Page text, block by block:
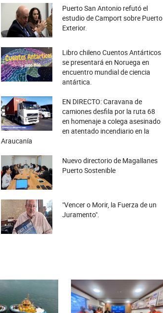
Puerto San Antonio refutó el
estudio de Camport sobre Puerto
Exterior.
Libro chileno Cuentos Antárticos
se presentará en Noruega en
encuentro mundial de ciencia
antártica.
EN DIRECTO: Caravana de
camiones desfila por la ruta 68
en homenaje a colega asesinado
en atentado incendiario en la
Araucanía
Nuevo directorio de Magallanes
Puerto Sostenible
"Vencer o Morir, la Fuerza de un
Juramento".